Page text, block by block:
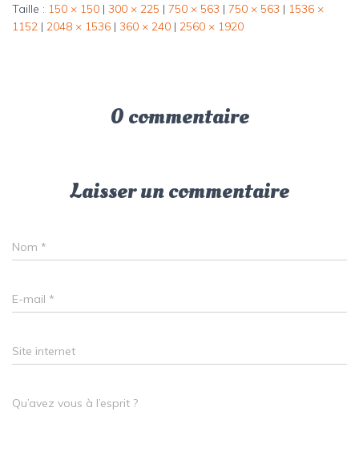
Taille : 150 × 150 | 300 × 225 | 750 × 563 | 750 × 563 | 1536 ×
1152 | 2048 × 1536 | 360 × 240 | 2560 × 1920
0 commentaire
Laisser un commentaire
Nom *
E-mail *
Site internet
Qu’avez vous à l’esprit ?